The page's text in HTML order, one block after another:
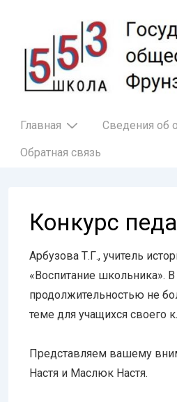
основному
содержимому
Основная
Главная Сведения об
Обратная связь
Конкурс
Арбузова Т.Г., учитель
«Воспитание школьника».
продолжительностью не
теме для учащихся своего
Представляем вашему
Настя и Маслюк Настя.